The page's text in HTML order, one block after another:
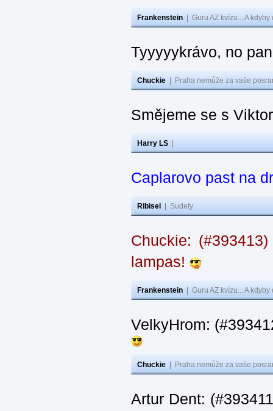
Frankenstein Guru AZ kvízu... A
Tyyyyykrávo, no
Chuckie Praha nemůže za vaše
Smějeme se s
Harry LS
Caplarovo past na
Ribisel Sudety
Chuckie:
lampas!
Frankenstein Guru AZ kvízu... A
VelkyHrom:
Chuckie Praha nemůže za vaše
Artur Dent: